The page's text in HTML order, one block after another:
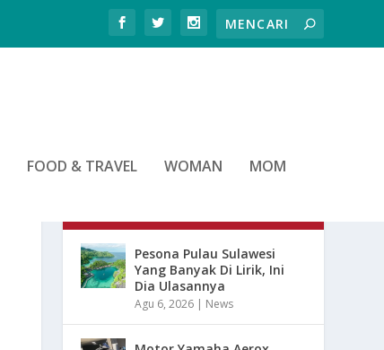
FOOD & TRAVEL WOMAN MOM
Pesona Pulau Sulawesi
Yang Banyak Di Lirik, Ini
Dia Ulasannya
Agu 6, 2026 | News